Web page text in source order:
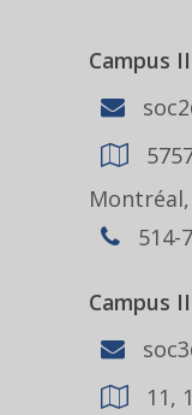
Campus II
Montréal,
514-
Campus
11,